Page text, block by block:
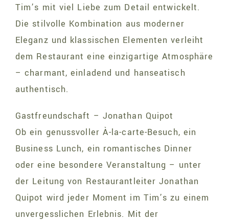
Tim’s mit viel Liebe zum Detail entwickelt.
Die stilvolle Kombination aus moderner
Eleganz und klassischen Elementen verleiht
dem Restaurant eine einzigartige Atmosphäre
– charmant, einladend und hanseatisch
authentisch.
Gastfreundschaft – Jonathan Quipot
Ob ein genussvoller À-la-carte-Besuch, ein
Business Lunch, ein romantisches Dinner
oder eine besondere Veranstaltung – unter
der Leitung von Restaurantleiter Jonathan
Quipot wird jeder Moment im Tim’s zu einem
unvergesslichen Erlebnis. Mit der